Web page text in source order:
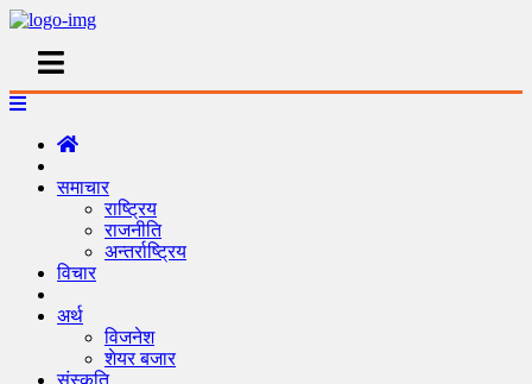
समाचार
राष्ट्रिय
राजनीति
अन्तर्राष्ट्रिय
विचार
अर्थ
विजनेश
शेयर बजार
संस्कृति